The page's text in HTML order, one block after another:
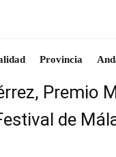
Provincia
Premio
de